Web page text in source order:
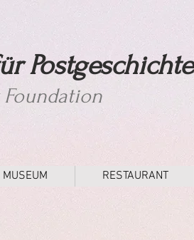
Postgeschichte
MUSEUM RESTAURANT